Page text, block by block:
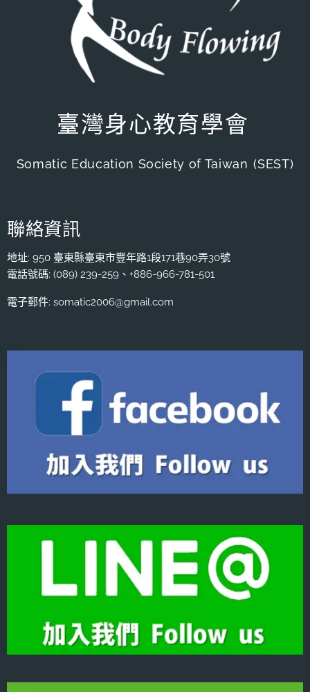
臺灣身心教育學會
Somatic Education Society of Taiwan (SEST)
聯絡資訊
地址: 950 臺東縣臺東市豐年路1段171巷90弄30號
電話號碼: (089) 239-259、+886-966-781-501
電子郵件: somatic2006@gmail.com